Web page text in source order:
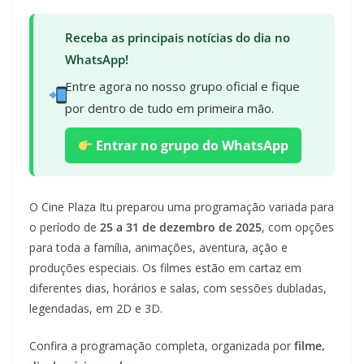
Receba as principais notícias do dia no
WhatsApp!
Entre agora no nosso grupo oficial e fique
por dentro de tudo em primeira mão.
Entrar no grupo do WhatsApp
O Cine Plaza Itu preparou uma programação variada para
o período de 25 a 31 de dezembro de 2025, com opções
para toda a família, animações, aventura, ação e
produções especiais. Os filmes estão em cartaz em
diferentes dias, horários e salas, com sessões dubladas,
legendadas, em 2D e 3D.
Confira a programação completa, organizada por filme,